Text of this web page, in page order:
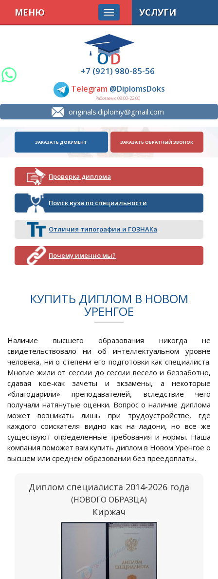
+7 (921) 980-85-56
Telegram @DiplomsDoks
Работаем с 08.00-22.00
originals.diplomy@gmail.com
МЕНЮ
ЗАКАЗАТЬ ДОКУМЕНТ ЗАКАЗАТЬ ОБРАТНЫЙ ЗВОНОК
Проверка диплома
Поиск вуза по специальности
Отличия типографии и ГОЗНАКа
Почему именно мы?
УСЛУГИ
КУПИТЬ ДИПЛОМ В НОВОМ
УРЕНГОЕ
Наличие высшего образования никогда не
свидетельствовало ни об интеллектуальном уровне
человека, ни о степени его подготовки как специалиста.
Многие жили от сессии до сессии весело и беззаботно,
сдавая кое-как зачеты и экзамены, а некоторые
«благодарили» преподавателей, вследствие чего
получали натянутые оценки. Вопрос о наличие диплома
может возникать лишь при трудоустройстве, где
каждого соискателя видно как на ладони, но все же
существуют определенные требования и нормы. Наша
компания поможет вам купить диплом в Новом Уренгое о
высшем или среднем образовании без преедоплаты.
Диплом специалиста 2014-2026 года
(НОВОГО ОБРАЗЦА)
Киржач